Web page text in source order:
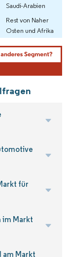
Saudi-Arabien
Rest von Naher
Osten und Afrika
für
im Markt
am Markt